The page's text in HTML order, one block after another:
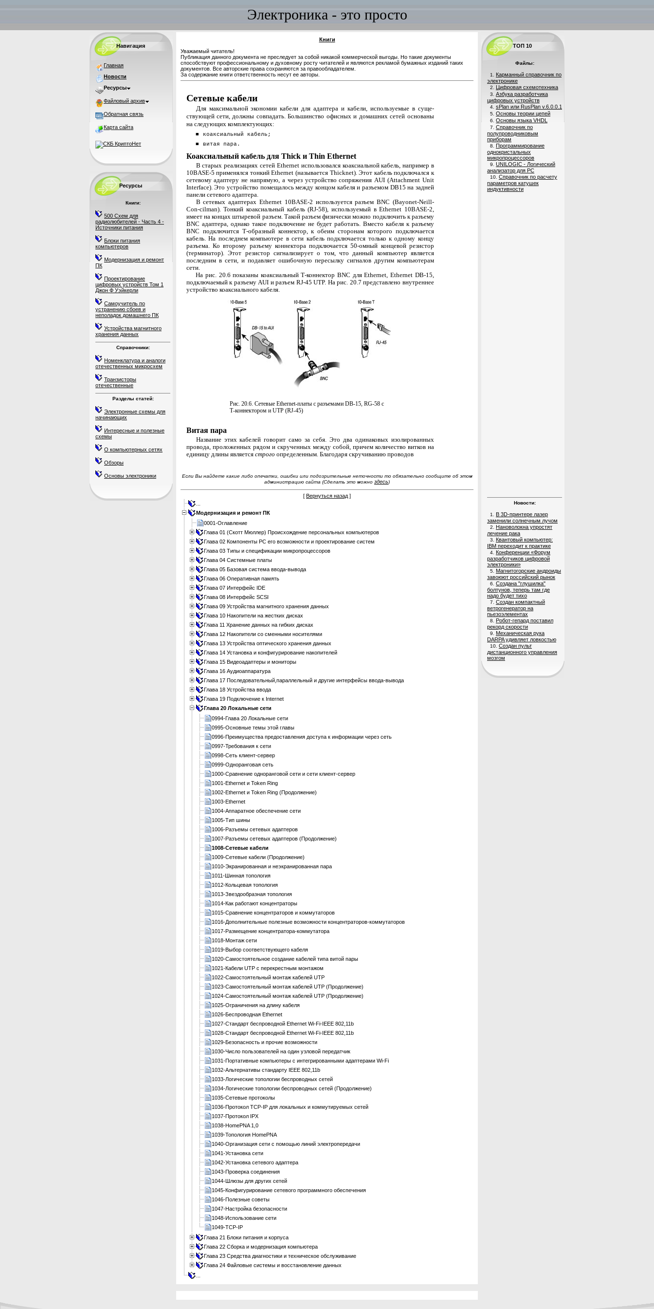
Электроника - это просто
Навигация
Главная
Новости
Ресурсы
Файловый архив
Обратная связь
Карта сайта
Ресурсы
Книги:
500 Схем для
радиолюбителей - Часть 4 -
Источники питания
Блоки питания
компьютеров
Модернизация и ремонт
ПК
Проектирование
цифровых устройств Том 1
Джон Ф Уэйкерли
Самоучитель по
устранению сбоев и
неполадок домашнего ПК
Устройства магнитного
хранения данных
Справочники:
Номенклатура и аналоги
отечественных микросхем
Транзисторы
отечественные
Разделы статей:
Электронные схемы для
начинающих
Интересные и полезные
схемы
О компьютерных сетях
Обзоры
Основы электроники
Книги
Уважаемый читатель!
Публикация данного документа не преследует за собой никакой коммерческой выгоды. Но такие документы
способствуют профессиональному и духовному росту читателей и являются рекламой бумажных изданий таких
документов. Все авторские права сохраняются за правообладателем.
За содержание книги ответственность несут ее авторы.
Сетевые кабели
Для максимальной экономии кабели для адаптера и кабели, используемые в суще­
ствующей сети, должны совпадать. Большинство офисных и домашних сетей основаны
на следующих комплектующих:
■
коаксиальный кабель;
■
витая пара.
Коаксиальный кабель для Thick и Thin Ethernet
В старых реализациях сетей Ethernet использовался коаксиальной кабель, например в
10BASE-5 применялся тонкий Ethernet (называется Thicknet). Этот кабель подключался к
сетевому адаптеру не напрямую, а через устройство сопряжения AUI (Attachment Unit
Interface). Это устройство помещалось между концом кабеля и разъемом DB15 на задней
панели сетевого адаптера.
В сетевых адаптерах Ethernet 10BASE-2 используется разъем BNC (Bayonet-Neill-
Con-cilman). Тонкий коаксиальный кабель (RJ-58), используемый в Ethernet 10BASE-2,
имеет на концах штыревой разъем. Такой разъем физически можно подключить к разъему
BNC адаптера, однако такое подключение не будет работать. Вместо кабеля к разъему
BNC подключится Т-образный коннектор, к обеим сторонам которого подключается
кабель. На последнем компьютере в сети кабель подключается только к одному концу
разъема. Ко второму разъему коннектора подключается 50-омный концевой резистор
(терминатор). Этот резистор сигнализирует о том, что данный компьютер является
последним в сети, и подавляет ошибочную пересылку сигналов другим компьютерам
сети.
На рис. 20.6 показаны коаксиальный Т-коннектор BNC для Ethernet, Ethernet DB-15,
подключаемый к разъему AUI и разъем RJ-45 UTP. На рис. 20.7 представлено внутреннее
устройство коаксиального кабеля.
Рис. 20.6. Сетевые Ethernet-платы с разъемами DB-15, RG-58 с
Т-коннектором и UTP (RJ-45)
Витая пара
Название этих кабелей говорит само за себя. Это два одинаковых изолированных
провода, проложенных рядом и скрученных между собой, причем количество витков на
единицу длины является строго определенным. Благодаря скручиванию проводов
Если Вы найдете какие либо опечатки, ошибки или подозрительные неточности то обязательно сообщите об этом
администрацию сайта (Сделать это можно здесь)
[ Вернуться назад ]
Модернизация и ремонт ПК
0001-Оглавление
Глава 01 (Скотт Мюллер) Происхождение персональных компьютеров
Глава 02 Компоненты PC его возможности и проектирование систем
Глава 03 Типы и спецификации микропроцессоров
Глава 04 Системные платы
Глава 05 Базовая система ввода-вывода
Глава 06 Оперативная память
Глава 07 Интерфейс IDE
Глава 08 Интерфейс SCSI
Глава 09 Устройства магнитного хранения данных
Глава 10 Накопители на жестких дисках
Глава 11 Хранение данных на гибких дисках
Глава 12 Накопители со сменными носителями
Глава 13 Устройства оптического хранения данных
Глава 14 Установка и конфигурирование накопителей
Глава 15 Видеоадаптеры и мониторы
Глава 16 Аудиоаппаратура
Глава 17 Последовательный,параллельный и другие интерфейсы ввода-вывода
Глава 18 Устройства ввода
Глава 19 Подключение к Internet
Глава 20 Локальные сети
0994-Глава 20 Локальные сети
0995-Основные темы этой главы
0996-Преимущества предоставления доступа к информации через сеть
0997-Требования к сети
0998-Сеть клиент-сервер
0999-Одноранговая сеть
1000-Сравнение одноранговой сети и сети клиент-сервер
1001-Ethernet и Token Ring
1002-Ethernet и Token Ring (Продолжение)
1003-Ethernet
1004-Аппаратное обеспечение сети
1005-Тип шины
1006-Разъемы сетевых адаптеров
1007-Разъемы сетевых адаптеров (Продолжение)
1008-Сетевые кабели
1009-Сетевые кабели (Продолжение)
1010-Экранированная и неэкранированная пара
1011-Шинная топология
1012-Кольцевая топология
1013-Звездообразная топология
1014-Как работают концентраторы
1015-Сравнение концентраторов и коммутаторов
1016-Дополнительные полезные возможности концентраторов-коммутаторов
1017-Размещение концентратора-коммутатора
1018-Монтаж сети
1019-Выбор соответствующего кабеля
1020-Самостоятельное создание кабелей типа витой пары
1021-Кабели UTP с перекрестным монтажом
1022-Самостоятельный монтаж кабелей UTP
1023-Самостоятельный монтаж кабелей UTP (Продолжение)
1024-Самостоятельный монтаж кабелей UTP (Продолжение)
1025-Ограничения на длину кабеля
1026-Беспроводная Ethernet
1027-Стандарт беспроводной Ethernet Wi-Fi-IEEE 802,11b
1028-Стандарт беспроводной Ethernet Wi-Fi-IEEE 802,11b
1029-Безопасность и прочие возможности
1030-Число пользователей на один узловой передатчик
1031-Портативные компьютеры с интегрированными адаптерами Wi-Fi
1032-Альтернативы стандарту IEEE 802,11b
1033-Логические топологии беспроводных сетей
1034-Логические топологии беспроводных сетей (Продолжение)
1035-Сетевые протоколы
1036-Протокол TCP-IP для локальных и коммутируемых сетей
1037-Протокол IPX
1038-HomePNA 1,0
1039-Топология HomePNA
1040-Организация сети с помощью линий электропередачи
1041-Установка сети
1042-Установка сетевого адаптера
1043-Проверка соединения
1044-Шлюзы для других сетей
1045-Конфигурирование сетевого программного обеспечения
1046-Полезные советы
1047-Настройка безопасности
1048-Использование сети
1049-TCP-IP
Глава 21 Блоки питания и корпуса
Глава 22 Сборка и модернизация компьютера
Глава 23 Средства диагностики и техническое обслуживание
Глава 24 Файловые системы и восстановление данных
ТОП 10
Файлы:
1. Карманный справочник по
электронике
2. Цифровая схемотехника
3. Азбука разработчика
цифровых устройств
4. sPlan или RusPlan v.6.0.0.1
5. Основы теории цепей
6. Основы языка VHDL
7. Справочник по
полупроводниковым
приборам
8. Программирование
однокристальных
микропроцессоров
9. UNILOGIC - Логический
анализатор для PC
10. Справочник по расчету
параметров катушек
индуктивности
Новости:
1. В 3D-принтере лазер
заменили солнечным лучом
2. Нановолокна упростят
лечение рака
3. Квантовый компьютер:
IBM переходит к практике
4. Конференции «Форум
разработчиков цифровой
электроники»
5. Магнитогорские андроиды
завоюют российский рынок
6. Создана "глушилка"
болтунов, теперь там где
надо будет тихо
7. Создан компактный
ветрогенератор на
пьезоэлементах
8. Робот-гепард поставил
рекорд скорости
9. Механическая рука
DARPA удивляет ловкостью
10. Создан пульт
дистанционного управления
мозгом